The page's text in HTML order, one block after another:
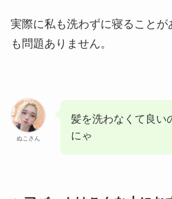
実際に私も洗わずに寝ることが
も問題ありません。
ぬこさん
髪を洗わなくて良い
にゃ